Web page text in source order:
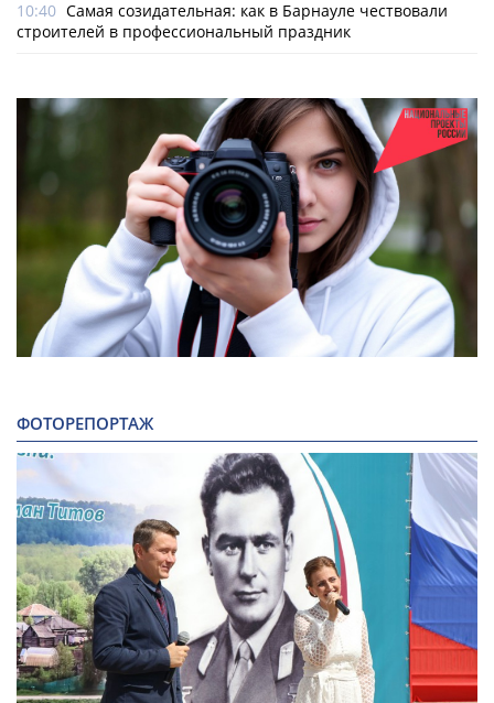
10:40 Самая созидательная: как в Барнауле чествовали
строителей в профессиональный праздник
ФОТОРЕПОРТАЖ